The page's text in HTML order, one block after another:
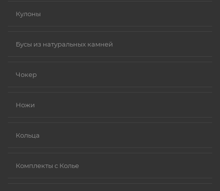
Кулоны
Бусы из натуральных камней
Чокер
Ножи
Кольца
Комплекты с Колье